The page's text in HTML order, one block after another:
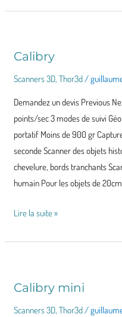
Calibry
Scanners 3D,Thor3d/
Demandez un devis Previous
points/sec 3 modes de suivi
portatif Moins de 900 gr
seconde Scanner des objets
chevelure, bords tranchants
humain Pour les objets de
Calibry
Lire la suite »
Calibry mini
Scanners 3D,Thor3d /
Calibry